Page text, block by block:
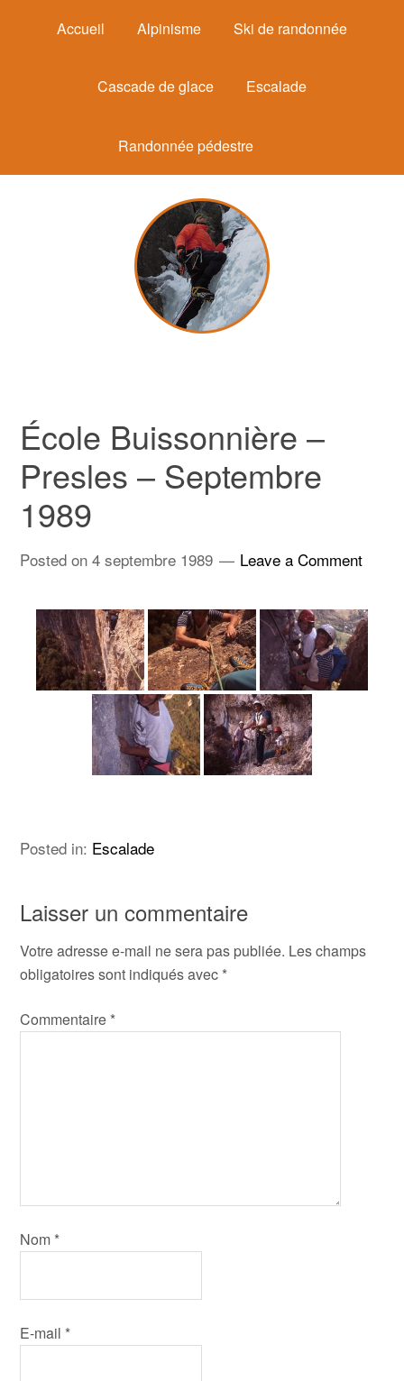
Accueil Alpinisme Ski de randonnée
Cascade de glace Escalade
Randonnée pédestre
École Buissonnière –
Presles – Septembre
1989
Posted on4 septembre 1989 Leave a Comment
Posted in: Escalade
Laisser un commentaire
Votre adresse e-mail ne sera pas publiée. Les champs
obligatoires sont indiqués avec *
Commentaire *
Nom *
E-mail *